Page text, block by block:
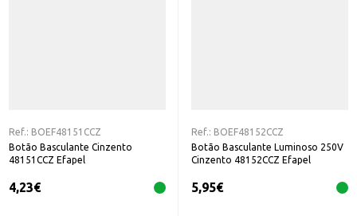
Ref.: BOEF48151CCZ
Botão Basculante Cinzento
48151CCZ Efapel
4,23€
Ref.: BOEF48152CCZ
Botão Basculante Luminoso 250V
Cinzento 48152CCZ Efapel
5,95€